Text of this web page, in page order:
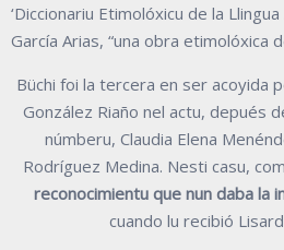
‘Diccionariu Etimolóxicu de la
García Arias, “una obra etimolóxica
Büchi foi la tercera en ser acoyida
González Riaño nel actu, depués
númberu, Claudia Elena
Rodríguez Medina. Nesti casu,
reconocimientu que nun daba la
cuando lu recibió